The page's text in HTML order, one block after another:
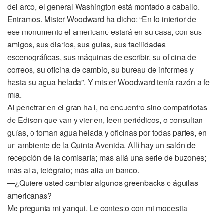
del arco, el general Washington está montado a caballo.
Entramos. Mister Woodward ha dicho: “En lo interior de
ese monumento el americano estará en su casa, con sus
amigos, sus diarios, sus guías, sus facilidades
escenográficas, sus máquinas de escribir, su oficina de
correos, su oficina de cambio, su bureau de informes y
hasta su agua helada”. Y mister Woodward tenía razón a fe
mía.
Al penetrar en el gran hall, no encuentro sino compatriotas
de Edison que van y vienen, leen periódicos, o consultan
guías, o toman agua helada y oficinas por todas partes, en
un ambiente de la Quinta Avenida. Allí hay un salón de
recepción de la comisaría; más allá una serie de buzones;
más allá, telégrafo; más allá un banco.
—¿Quiere usted cambiar algunos greenbacks o águilas
americanas?
Me pregunta mi yanqui. Le contesto con mi modestia